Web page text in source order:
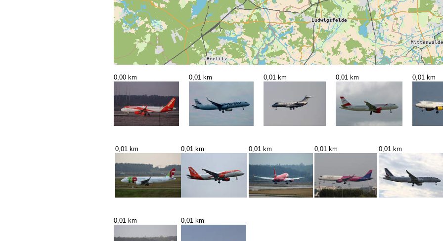
0,00 km 0,01 km 0,01 km 0,01 km 0,01 km
0,01 km 0,01 km 0,01 km 0,01 km 0,01 km
0,01 km 0,01 km